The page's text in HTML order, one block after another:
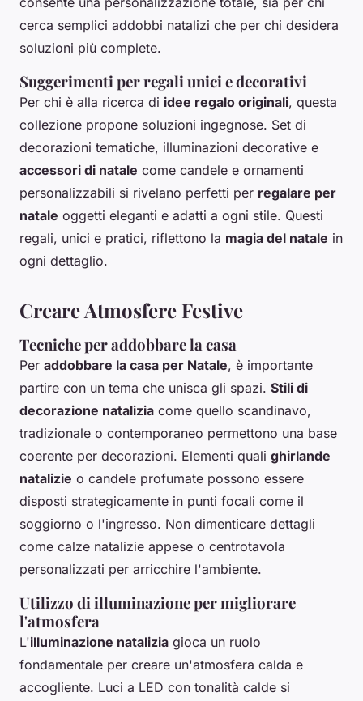
cerca semplici addobbi natalizi che per chi desidera
soluzioni più complete.
Suggerimenti per regali unici e decorativi
Per chi è alla ricerca di idee regalo originali, questa
collezione propone soluzioni ingegnose. Set di
decorazioni tematiche, illuminazioni decorative e
accessori di natale come candele e ornamenti
personalizzabili si rivelano perfetti per regalare per
natale oggetti eleganti e adatti a ogni stile. Questi
regali, unici e pratici, riflettono la magia del natale in
ogni dettaglio.
Creare Atmosfere Festive
Tecniche per addobbare la casa
Per addobbare la casa per Natale, è importante
partire con un tema che unisca gli spazi. Stili di
decorazione natalizia come quello scandinavo,
tradizionale o contemporaneo permettono una base
coerente per decorazioni. Elementi quali ghirlande
natalizie o candele profumate possono essere
disposti strategicamente in punti focali come il
soggiorno o l'ingresso. Non dimenticare dettagli
come calze natalizie appese o centrotavola
personalizzati per arricchire l'ambiente.
Utilizzo di illuminazione per migliorare
l'atmosfera
L'illuminazione natalizia gioca un ruolo
fondamentale per creare un'atmosfera calda e
accogliente. Luci a LED con tonalità calde si